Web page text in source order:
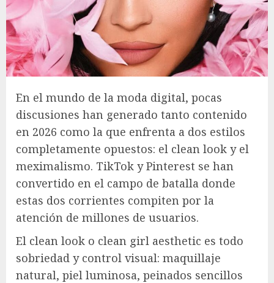
En el mundo de la moda digital, pocas
discusiones han generado tanto contenido
en 2026 como la que enfrenta a dos estilos
completamente opuestos: el clean look y el
meximalismo. TikTok y Pinterest se han
convertido en el campo de batalla donde
estas dos corrientes compiten por la
atención de millones de usuarios.
El clean look o clean girl aesthetic es todo
sobriedad y control visual: maquillaje
natural, piel luminosa, peinados sencillos